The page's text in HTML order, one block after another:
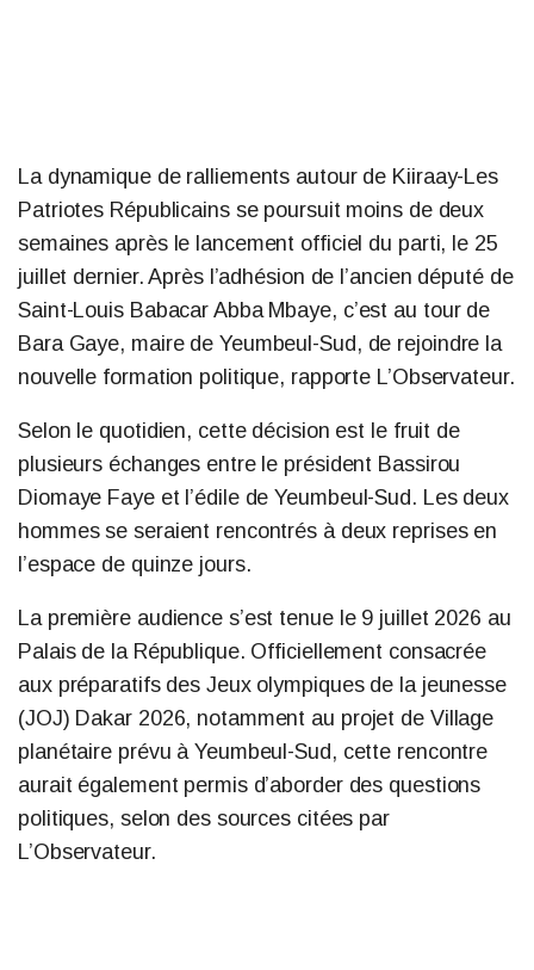
La dynamique de ralliements autour de Kiiraay-Les
Patriotes Républicains se poursuit moins de deux
semaines après le lancement officiel du parti, le 25
juillet dernier. Après l’adhésion de l’ancien député de
Saint-Louis Babacar Abba Mbaye, c’est au tour de
Bara Gaye, maire de Yeumbeul-Sud, de rejoindre la
nouvelle formation politique, rapporte L’Observateur.
Selon le quotidien, cette décision est le fruit de
plusieurs échanges entre le président Bassirou
Diomaye Faye et l’édile de Yeumbeul-Sud. Les deux
hommes se seraient rencontrés à deux reprises en
l’espace de quinze jours.
La première audience s’est tenue le 9 juillet 2026 au
Palais de la République. Officiellement consacrée
aux préparatifs des Jeux olympiques de la jeunesse
(JOJ) Dakar 2026, notamment au projet de Village
planétaire prévu à Yeumbeul-Sud, cette rencontre
aurait également permis d’aborder des questions
politiques, selon des sources citées par
L’Observateur.